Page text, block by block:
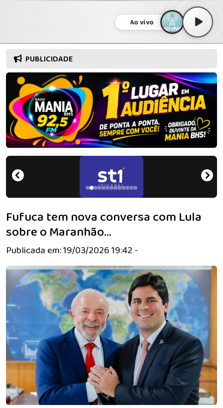
Ao vivo
PUBLICIDADE
Fufuca tem nova conversa com Lula
sobre o Maranhão…
Publicada em: 19/03/2026 19:42 -